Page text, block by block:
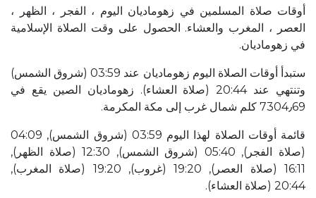
أوقات صلاة المسلمين في زهوماديان اليوم ، الفجر ، الظهر ،
العصر ، المغرب والعشاء. الحصول على وقت الصلاة الإسلامية
في زهوماديان.
ستبدأ أوقات الصلاة اليوم زهوماديان عند 03:59 (شروق الشمس)
وتنتهي عند 20:44 (صلاة العشاء). زهوماديان الصين يقع في
7304٫69 كلم شمال غرب إلى مكة المكرمة.
قائمة أوقات الصلاة لهذا اليوم 03:59 (شروق الشمس), 04:09
(صلاة الفجر), 05:40 (شروق الشمس), 12:30 (صلاة الظهر),
16:11 (صلاة العصر), 19:20 (غروب), 19:20 (صلاة المغرب),
20:44 (صلاة العشاء).